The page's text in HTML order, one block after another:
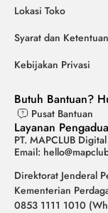
Lokasi Toko
Syarat dan Ketentuan
Kebijakan Privasi
Butuh Bantuan?
Pusat Bantuan
Layanan
PT. MAPCLUB
Email:
Direktorat Jenderal
Kementerian
0853 1111 1010